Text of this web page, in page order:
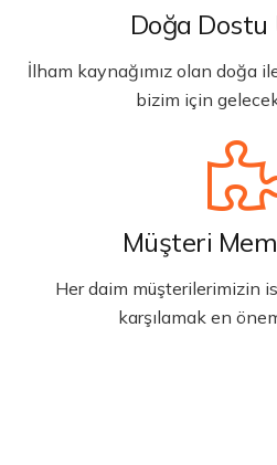
Doğa
İlham kaynağımız olan doğa
bizim için
Müşteri
Her daim müşterilerimizin
karşılamak en